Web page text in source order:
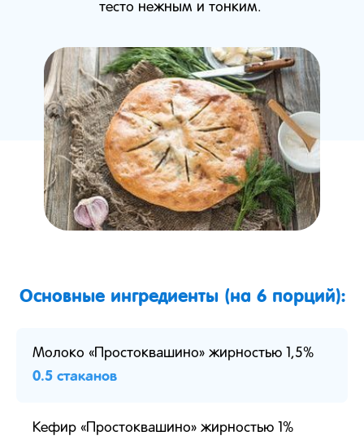
тесто нежным и тонким.
Основные ингредиенты (на 6 порций):
Молоко «Простоквашино» жирностью 1,5%
0.5 стаканов
Кефир «Простоквашино» жирностью 1%